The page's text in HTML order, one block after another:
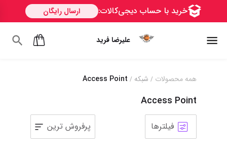
علیرضا فرید
همه محصولات / شبکه /
Access Point
Access Point
فیلترها پرفروش ترین